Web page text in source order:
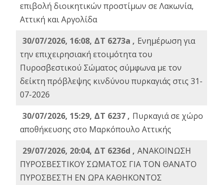
επιβολή διοικητικών προστίμων σε Λακωνία,
Αττική και Αργολίδα
30/07/2026, 16:08, ΔΤ 6273a , Ενημέρωση για
την επιχειρησιακή ετοιμότητα του
Πυροσβεστικού Σώματος σύμφωνα με τον
δείκτη πρόβλεψης κινδύνου πυρκαγιάς στις 31-
07-2026
30/07/2026, 15:29, ΔΤ 6237 , Πυρκαγιά σε χώρο
αποθήκευσης στο Μαρκόπουλο Αττικής
29/07/2026, 20:04, ΔΤ 6236d , ΑΝΑΚΟΙΝΩΣΗ
ΠΥΡΟΣΒΕΣΤΙΚΟΥ ΣΩΜΑΤΟΣ ΓΙΑ ΤΟΝ ΘΑΝΑΤΟ
ΠΥΡΟΣΒΕΣΤΗ ΕΝ ΩΡΑ ΚΑΘΗΚΟΝΤΟΣ